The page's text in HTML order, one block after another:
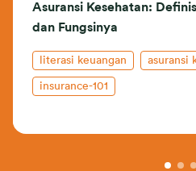
Asuransi Kesehatan:
dan Fungsinya
literasi keuangan asuransi
insurance-101